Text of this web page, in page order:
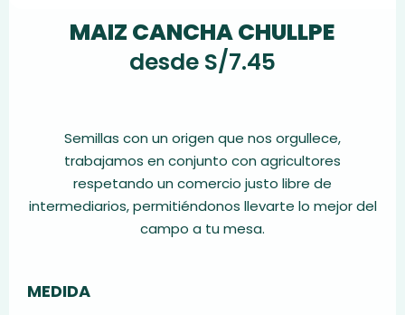
MAIZ CANCHA CHULLPE
desde S/7.45
Semillas con un origen que nos orgullece,
trabajamos en conjunto con agricultores
respetando un comercio justo libre de
intermediarios, permitiéndonos llevarte lo mejor del
campo a tu mesa.
MEDIDA